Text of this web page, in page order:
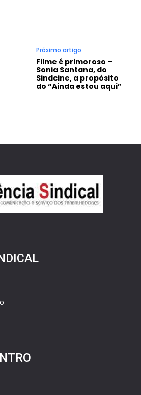
Próximo artigo
Filme é primoroso –
Sonia Santana, do
Sindcine, a propósito
do “Ainda estou aqui”